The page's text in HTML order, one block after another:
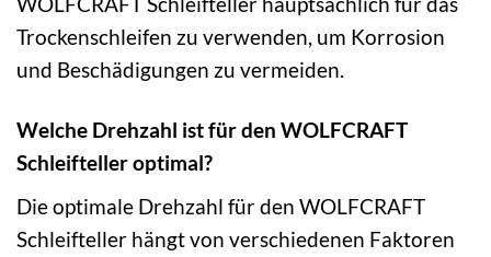
Trockenschleifen zu verwenden, um Korrosion
und Beschädigungen zu vermeiden.
Welche Drehzahl ist für den WOLFCRAFT
Schleifteller optimal?
Die optimale Drehzahl für den WOLFCRAFT
Schleifteller hängt von verschiedenen Faktoren